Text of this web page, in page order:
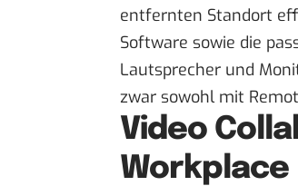
entfernten Standort
Software sowie die
Lautsprecher und
zwar sowohl mit
Video
Workplace